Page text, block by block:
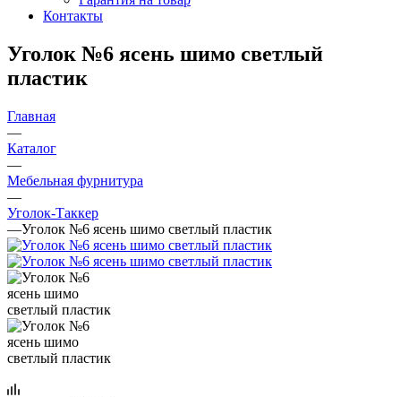
Контакты
Уголок №6 ясень шимо светлый
пластик
Главная
—
Каталог
—
Мебельная фурнитура
—
Уголок-Таккер
—Уголок №6 ясень шимо светлый пластик